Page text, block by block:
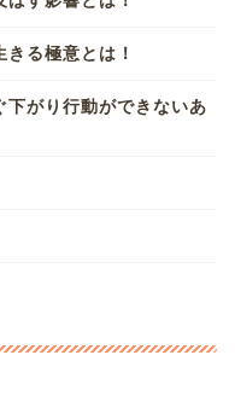
る極意とは！
下がり行動ができないあ